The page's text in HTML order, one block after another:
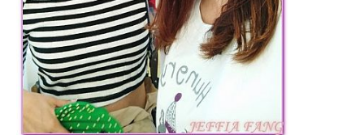
帶
路、
旅
遊
節
來